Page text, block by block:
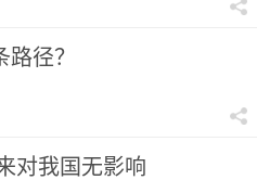
径？
对我国无影响